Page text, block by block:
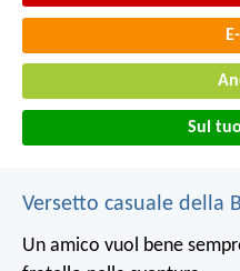
Sul
Versetto casuale della
Un amico vuol bene